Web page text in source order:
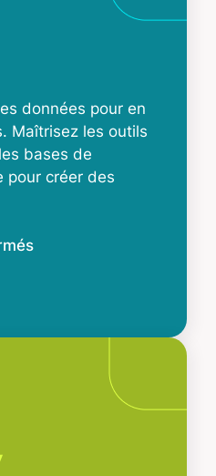
données pour en
Maîtrisez les outils
bases de
pour créer des